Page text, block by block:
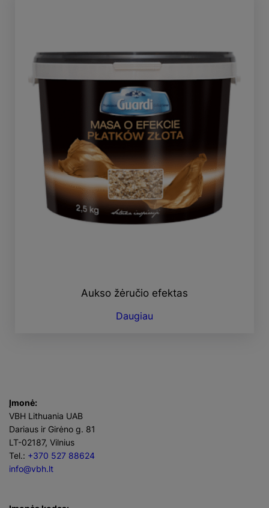
Aukso žėručio efektas
Daugiau
Įmonė:
VBH Lithuania UAB
Dariaus ir Girėno g. 81
LT-02187, Vilnius
Tel.: +370 527 88624
info@vbh.lt